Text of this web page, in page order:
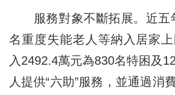
服務對象不斷拓展。近五
名重度失能老人等納入居家
入2492.4萬元為830名特困及
人提供“六助”服務，並通過消